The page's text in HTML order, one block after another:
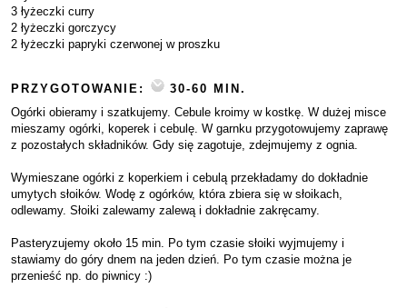
3 łyżeczki curry
2 łyżeczki gorczycy
2 łyżeczki papryki czerwonej w proszku
PRZYGOTOWANIE:
30-60 MIN.
Ogórki obieramy i szatkujemy. Cebule kroimy w kostkę. W dużej misce
mieszamy ogórki, koperek i cebulę. W garnku przygotowujemy zaprawę
z pozostałych składników. Gdy się zagotuje, zdejmujemy z ognia.
Wymieszane ogórki z koperkiem i cebulą przekładamy do dokładnie
umytych słoików. Wodę z ogórków, która zbiera się w słoikach,
odlewamy. Słoiki zalewamy zalewą i dokładnie zakręcamy.
Pasteryzujemy około 15 min. Po tym czasie słoiki wyjmujemy i
stawiamy do góry dnem na jeden dzień. Po tym czasie można je
przenieść np. do piwnicy :)